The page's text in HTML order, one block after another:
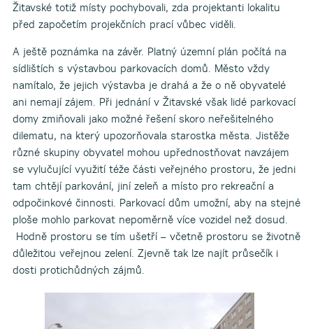
Žitavské totiž místy pochybovali, zda projektanti lokalitu
před započetím projekčních prací vůbec viděli.
A ještě poznámka na závěr. Platný územní plán počítá na
sídlištích s výstavbou parkovacích domů. Město vždy
namítalo, že jejich výstavba je drahá a že o ně obyvatelé
ani nemají zájem. Při jednání v Žitavské však lidé parkovací
domy zmiňovali jako možné řešení skoro neřešitelného
dilematu, na který upozorňovala starostka města. Jistěže
různé skupiny obyvatel mohou upřednostňovat navzájem
se vylučující využití téže části veřejného prostoru, že jedni
tam chtějí parkování, jiní zeleň a místo pro rekreační a
odpočinkové činnosti. Parkovací dům umožní, aby na stejné
ploše mohlo parkovat nepoměrně více vozidel než dosud.
Hodně prostoru se tím ušetří – včetně prostoru se životně
důležitou veřejnou zelení. Zjevně tak lze najít průsečík i
dosti protichůdných zájmů.